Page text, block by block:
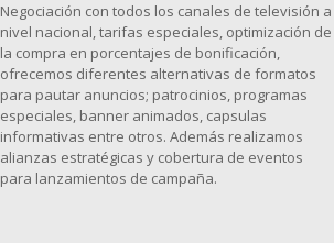
Negociación con todos los canales de televisión a
nivel nacional, tarifas especiales, optimización de
la compra en porcentajes de bonificación,
ofrecemos diferentes alternativas de formatos
para pautar anuncios; patrocinios, programas
especiales, banner animados, capsulas
informativas entre otros. Además realizamos
alianzas estratégicas y cobertura de eventos
para lanzamientos de campaña.